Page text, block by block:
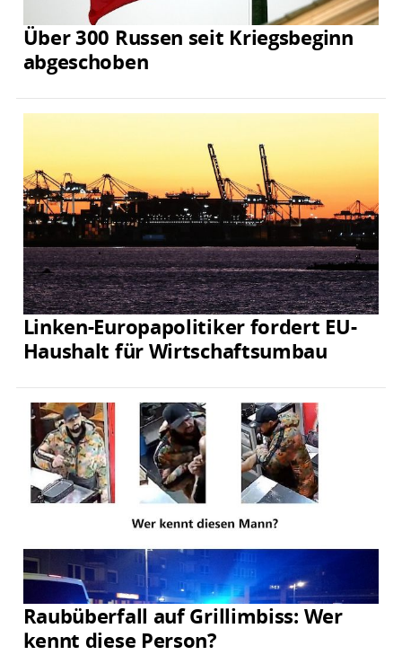
Über 300 Russen seit Kriegsbeginn
abgeschoben
Linken-Europapolitiker fordert EU-
Haushalt für Wirtschaftsumbau
Raubüberfall auf Grillimbiss: Wer
kennt diese Person?